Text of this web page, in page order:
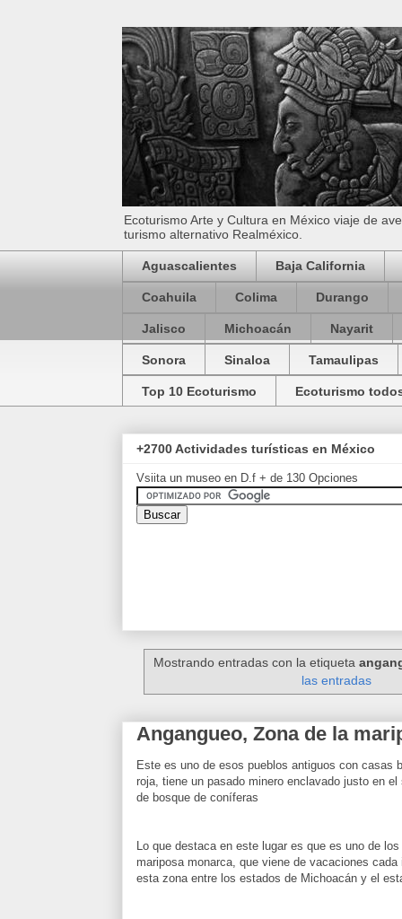
Ecoturismo Arte y Cultura en México viaje de
turismo alternativo Realméxico.
Aguascalientes Baja California
Coahuila Colima Durango
Jalisco Michoacán Nayarit
Sonora Sinaloa Tamaulipas
Top 10 Ecoturismo Ecoturismo
+2700 Actividades turísticas en México
Vsiita un museo en D.f + de 130 Opciones
Mostrando entradas con la etiqueta
las entradas
Angangueo, Zona de la
Este es uno de esos pueblos antiguos con casas
roja, tiene un pasado minero enclavado justo en
de bosque de coníferas
Lo que destaca en este lugar es que es uno de
mariposa monarca, que viene de vacaciones
esta zona entre los estados de Michoacán y el